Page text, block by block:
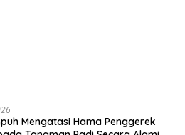
Mengatasi Hama Penggerek